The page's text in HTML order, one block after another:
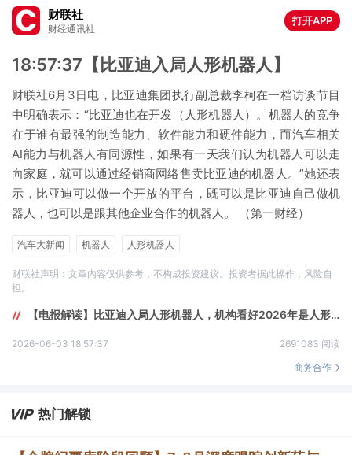
财联社
财经通讯社
打开APP
18:57:37【比亚迪入局人形机器人】
财联社6月3日电，比亚迪集团执行副总裁李柯在一档访谈节目
中明确表示：“比亚迪也在开发（人形机器人）。机器人的竞争
在于谁有最强的制造能力、软件能力和硬件能力，而汽车相关
AI能力与机器人有同源性，如果有一天我们认为机器人可以走
向家庭，就可以通过经销商网络售卖比亚迪的机器人。”她还表
示，比亚迪可以做一个开放的平台，既可以是比亚迪自己做机
器人，也可以是跟其他企业合作的机器人。 （第一财经）
汽车大新闻 机器人 人形机器人
财联社声明：文章内容仅供参考，不构成投资建议。投资者据此操作，风险自
担。
【电报解读】比亚迪入局人形机器人，机构看好2026年是人形机器人0-1兑现的重要节点，国产链头部本体出货量规模有望从数千台跨越到数万台，这家公司工业机器人出货量在中国位列第一
2026-06-03 18:57:37
2691083 阅读
商务合作
热门解锁